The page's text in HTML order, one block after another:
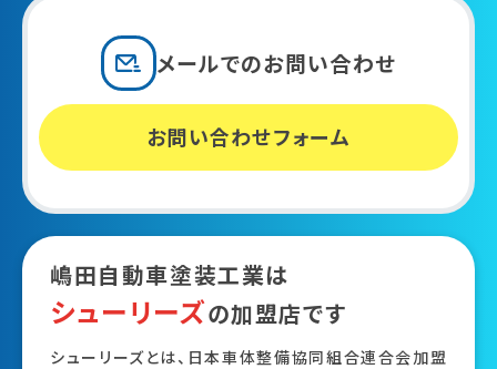
メールでのお問い合わせ
お問い合わせフォーム
嶋田自動車塗装工業は
シューリーズの加盟店です
シューリーズとは、日本車体整備協同組合連合会加盟